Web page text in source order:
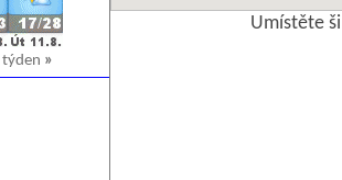
týden »
Umístěte